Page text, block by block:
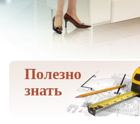
Полезно
знать